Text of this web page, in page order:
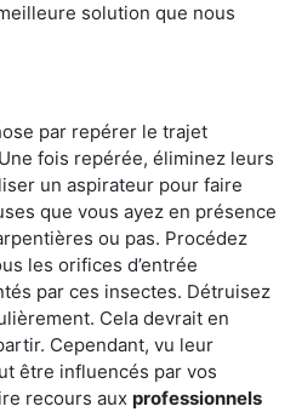
solution que nous
par repérer le trajet
fois repérée, éliminez leurs
un aspirateur pour faire
que vous ayez en présence
ou pas. Procédez
les orifices d’entrée
par ces insectes. Détruisez
Cela devrait en
Cependant, vu leur
être influencés par vos
recours aux professionnels